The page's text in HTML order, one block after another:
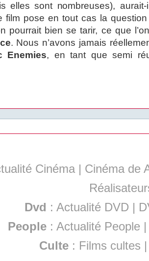
elles sont nombreuses),
film pose en tout cas la question
pourrait bien se tarir, ce que
. Nous n’avons jamais
Enemies, en tant que semi
Cinéma | Cinéma de
Dvd : Actualité DVD |
People :Actualité People
Culte : Films cultes